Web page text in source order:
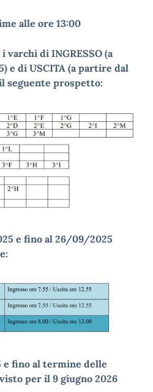
alle ore 13:00
varchi di INGRESSO (a
e di USCITA (a partire dal
seguente prospetto:
e fino al 26/09/2025
e fino al termine delle
per il 9 giugno 2026